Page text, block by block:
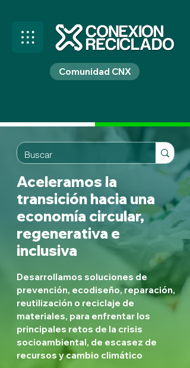
Comunidad CNX
Aceleramos la
transición hacia una
economía circular,
regenerativa e
inclusiva
Desarrollamos soluciones de
prevención, ecodiseño, reparación,
reutilización o reciclaje de
materiales, para enfrentar los
principales retos de la crisis
socioambiental, de escasez de
recursos y cambio climático